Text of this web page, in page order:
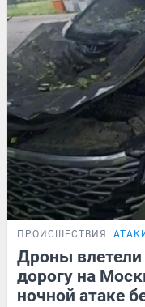
ПРОИСШЕСТВИЯ
Дроны
дорогу на
ночной атаке